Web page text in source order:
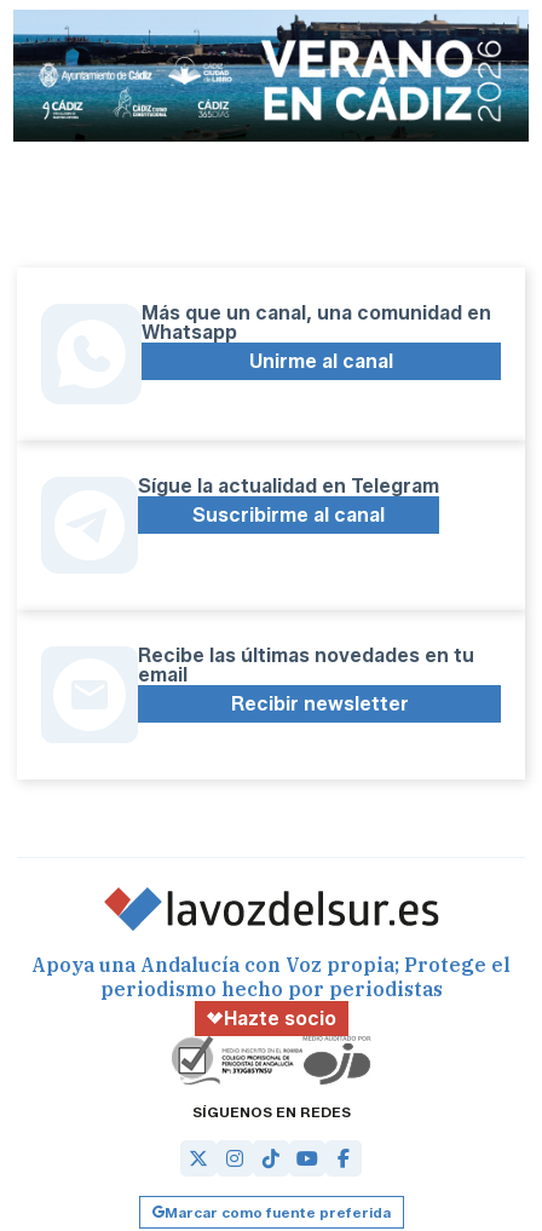
Más que un canal, una comunidad en
Whatsapp
Unirme al canal
Sígue la actualidad en Telegram
Suscribirme al canal
Recibe las últimas novedades en tu
email
Recibir newsletter
Apoya una Andalucía con Voz propia; Protege el
periodismo hecho por periodistas
Hazte socio
SÍGUENOS EN REDES
Marcar como fuente preferida